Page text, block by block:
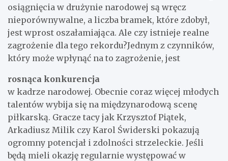
osiągnięcia w drużynie narodowej są wręcz
nieporównywalne, a liczba bramek, które zdobył,
jest wprost oszałamiająca. Ale czy istnieje realne
zagrożenie dla tego rekordu?Jednym z czynników,
który może wpłynąć na to zagrożenie, jest
rosnąca konkurencja
w kadrze narodowej. Obecnie coraz więcej młodych
talentów wybija się na międzynarodową scenę
piłkarską. Gracze tacy jak Krzysztof Piątek,
Arkadiusz Milik czy Karol Świderski pokazują
ogromny potencjał i zdolności strzeleckie. Jeśli
będą mieli okazję regularnie występować w